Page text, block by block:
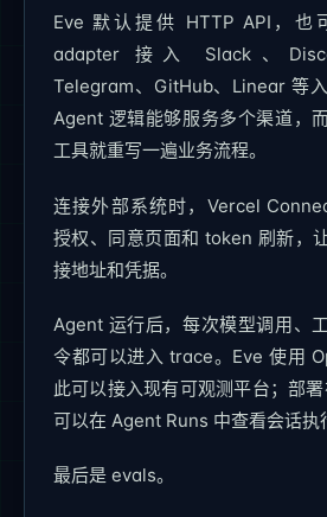
Eve 默认提供 HTTP API，也
adapter 接入 Slack、
Telegram、GitHub、Linear 等
Agent 逻辑能够服务多个渠道，
工具就重写一遍业务流程。
连接外部系统时，Vercel
授权、同意页面和 token 刷新，
接地址和凭据。
Agent 运行后，每次模型调用、
令都可以进入 trace。Eve 使用
此可以接入现有可观测平台；部
可以在 Agent Runs 中查看会话执
最后是 evals。